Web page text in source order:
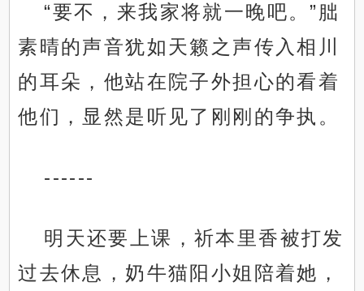
“要不，来我家将就一晚吧。”朏
素晴的声音犹如天籁之声传入相川
的耳朵，他站在院子外担心的看着
他们，显然是听见了刚刚的争执。
------
明天还要上课，祈本里香被打发
过去休息，奶牛猫阳小姐陪着她，